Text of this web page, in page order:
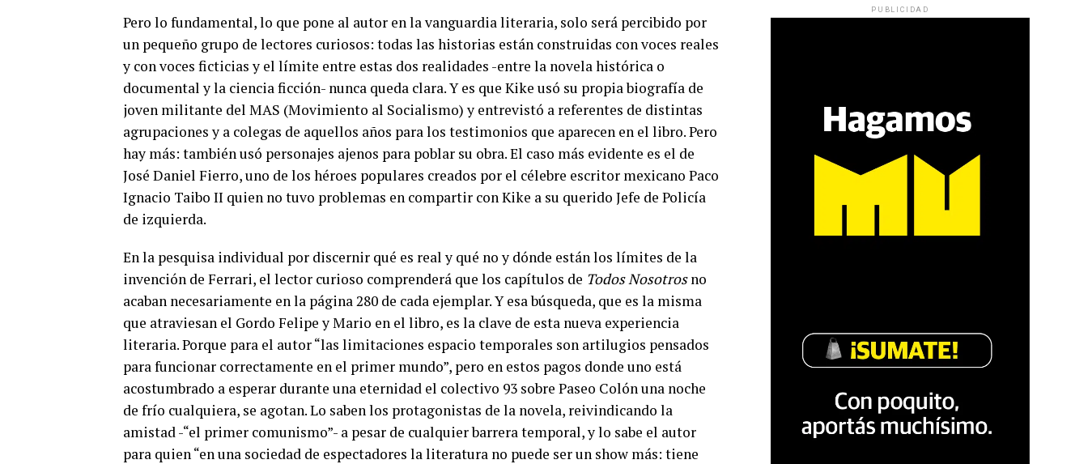
Pero lo fundamental, lo que pone al autor en la vanguardia literaria, solo será percibido por
un pequeño grupo de lectores curiosos: todas las historias están construidas con voces reales
y con voces ficticias y el límite entre estas dos realidades -entre la novela histórica o
documental y la ciencia ficción- nunca queda clara. Y es que Kike usó su propia biografía de
joven militante del MAS (Movimiento al Socialismo) y entrevistó a referentes de distintas
agrupaciones y a colegas de aquellos años para los testimonios que aparecen en el libro. Pero
hay más: también usó personajes ajenos para poblar su obra. El caso más evidente es el de
José Daniel Fierro, uno de los héroes populares creados por el célebre escritor mexicano Paco
Ignacio Taibo II quien no tuvo problemas en compartir con Kike a su querido Jefe de Policía
de izquierda.
En la pesquisa individual por discernir qué es real y qué no y dónde están los límites de la
invención de Ferrari, el lector curioso comprenderá que los capítulos de Todos Nosotrosno
acaban necesariamente en la página 280 de cada ejemplar. Y esa búsqueda, que es la misma
que atraviesan el Gordo Felipe y Mario en el libro, es la clave de esta nueva experiencia
literaria. Porque para el autor “las limitaciones espacio temporales son artilugios pensados
para funcionar correctamente en el primer mundo”, pero en estos pagos donde uno está
acostumbrado a esperar durante una eternidad el colectivo 93 sobre Paseo Colón una noche
de frío cualquiera, se agotan. Lo saben los protagonistas de la novela, reivindicando la
amistad -“el primer comunismo”- a pesar de cualquier barrera temporal, y lo sabe el autor
para quien “en una sociedad de espectadores la literatura no puede ser un show más: tiene
PUBLICIDAD